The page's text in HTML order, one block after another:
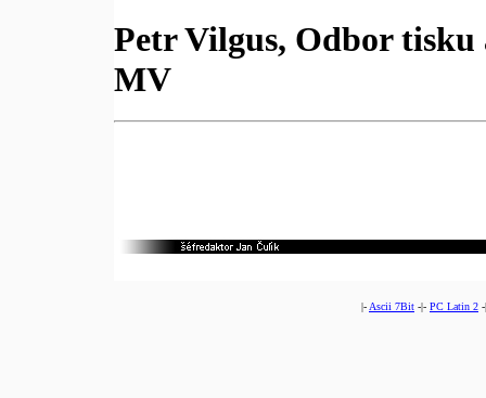
Petr Vilgus, Odbor
MV
|- Ascii 7Bit -|- PC Latin 2